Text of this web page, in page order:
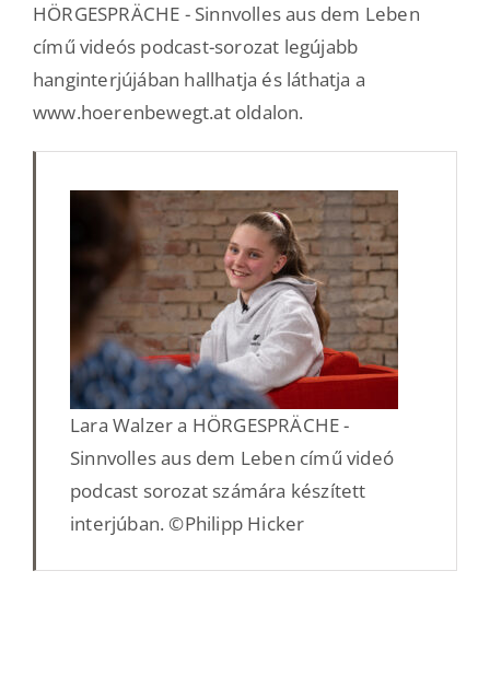
HÖRGESPRÄCHE - Sinnvolles aus dem Leben
című videós podcast-sorozat legújabb
hanginterjújában hallhatja és láthatja a
www.hoerenbewegt.at oldalon.
Lara Walzer a HÖRGESPRÄCHE -
Sinnvolles aus dem Leben című videó
podcast sorozat számára készített
interjúban. ©Philipp Hicker